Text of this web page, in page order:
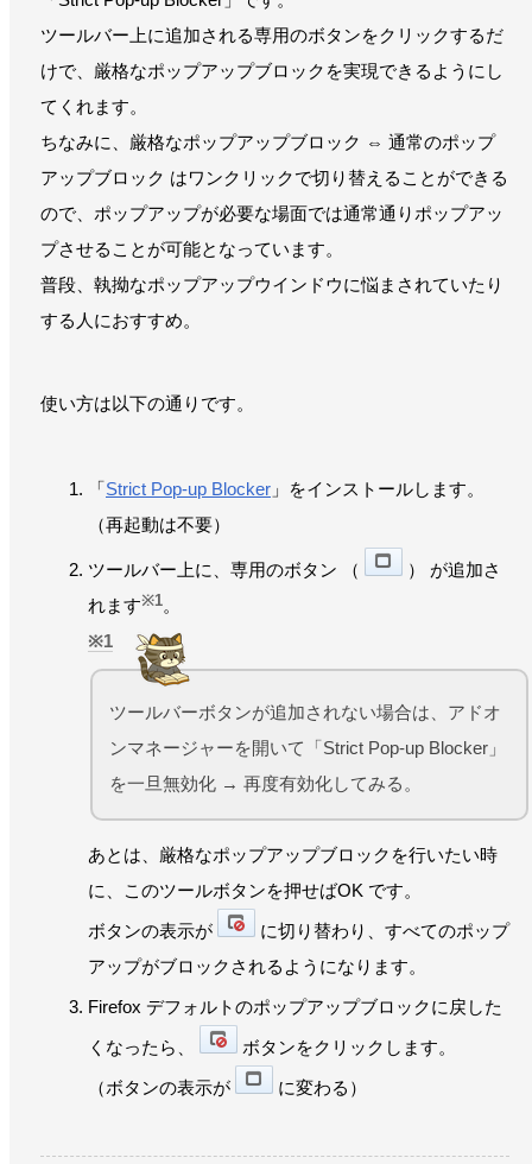
ツールバー上に追加される専用のボタンをクリックするだ
けで、厳格なポップアップブロックを実現できるようにし
てくれます。
ちなみに、厳格なポップアップブロック ⇔ 通常のポップ
アップブロック はワンクリックで切り替えることができる
ので、ポップアップが必要な場面では通常通りポップアッ
プさせることが可能となっています。
普段、執拗なポップアップウインドウに悩まされていたり
する人におすすめ。
使い方は以下の通りです。
「Strict Pop-up Blocker 」をインストールします。
（再起動は不要）
ツールバー上に、専用のボタン （
） が追加さ
れます※1。
1
ツールバーボタンが追加されない場合は、アドオ
ンマネージャーを開いて「Strict Pop-up Blocker」
を一旦無効化 → 再度有効化してみる。
あとは、厳格なポップアップブロックを行いたい時
に、このツールボタンを押せばOK です。
ボタンの表示が
に切り替わり、すべてのポップ
アップがブロックされるようになります。
Firefox デフォルトのポップアップブロックに戻した
くなったら、
ボタンをクリックします。
（ボタンの表示が
に変わる）